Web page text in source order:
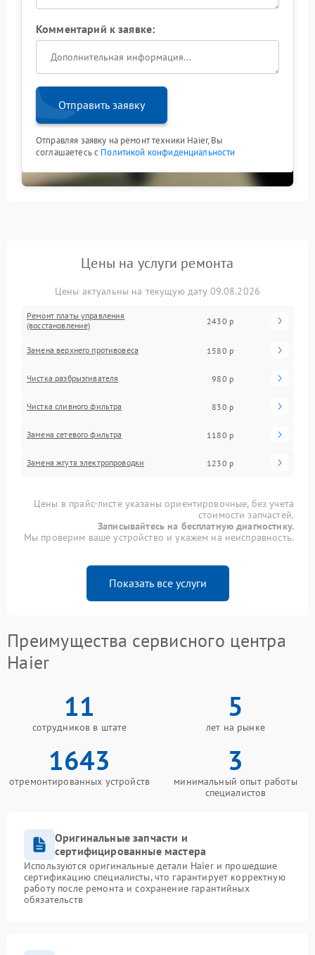
Комментарий к заявке:
Отправить заявку
Отправляя заявку на ремонт техники Haier, Вы
соглашаетесь с Политикой конфиденциальности
Цены на услуги ремонта
Цены актуальны на текущую дату 09.08.2026
Ремонт платы управления
(восстановление)
2430 р
Замена верхнего противовеса 1580 р
Чистка разбрызгивателя 980 р
Чистка сливного фильтра 830 р
Замена сетевого фильтра 1180 р
Замена жгута электропроводки 1230 р
Цены в прайс-листе указаны ориентировочные, без учета
стоимости запчастей.
Записывайтесь на бесплатную диагностику.
Мы проверим ваше устройство и укажем на неисправность.
Показать все услуги
Преимущества сервисного центра
Haier
11
сотрудников в штате
5
лет на рынке
1643
отремонтированных устройств
3
минимальный опыт работы
специалистов
Оригинальные запчасти и
сертифицированные мастера
Используются оригинальные детали Haier и прошедшие
сертификацию специалисты, что гарантирует корректную
работу после ремонта и сохранение гарантийных
обязательств